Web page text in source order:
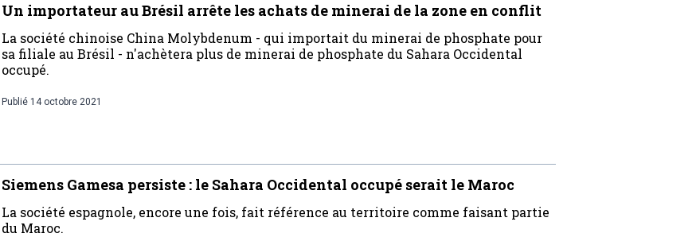
Un importateur au Brésil arrête les achats de minerai de la zone en conflit
La société chinoise China Molybdenum - qui importait du minerai de phosphate pour
sa filiale au Brésil - n'achètera plus de minerai de phosphate du Sahara Occidental
occupé.
Publié 14 octobre 2021
Siemens Gamesa persiste : le Sahara Occidental occupé serait le Maroc
La société espagnole, encore une fois, fait référence au territoire comme faisant partie
du Maroc.